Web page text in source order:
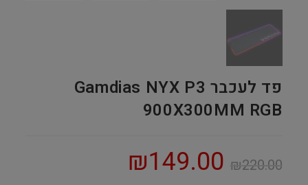
פד לעכבר Gamdias NYX P3
900X300MM RGB
₪220.00
₪149.00